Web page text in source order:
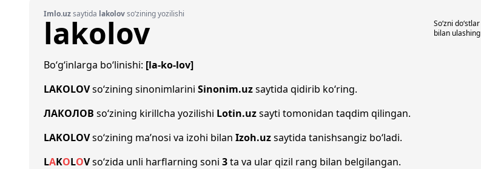
Imlo.uzsaytida lakolovso‘zining yozilishi
lakolov
So‘zni do‘stlar
bilan ulashing
Bo‘g‘inlarga bo‘linishi: [la-ko-lov]
LAKOLOVso‘zining sinonimlarini Sinonim.uzsaytida qidirib ko‘ring.
ЛАКОЛОВ so‘zining kirillcha yozilishi Lotin.uzsayti tomonidan taqdim qilingan.
LAKOLOVso‘zining ma’nosi va izohi bilan Izoh.uzsaytida tanishsangiz bo‘ladi.
LAKOLOVso‘zida unli harflarning soni 3ta va ular qizil rang bilan belgilangan.